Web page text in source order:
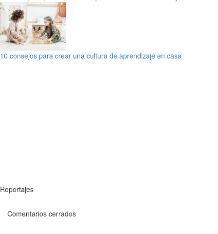
10 consejos para crear una cultura de aprendizaje en casa
Reportajes
Comentarios cerrados